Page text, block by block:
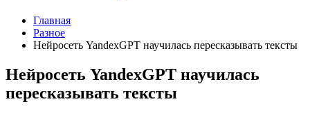
Главная
Разное
Нейросеть YandexGPT научилась пересказывать тексты
Нейросеть YandexGPT научилась
пересказывать тексты